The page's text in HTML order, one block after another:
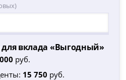
вклада «Выгодный»
руб.
15 750 руб.